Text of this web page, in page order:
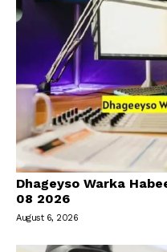
Dhageyso Warka
08 2026
August 6, 2026